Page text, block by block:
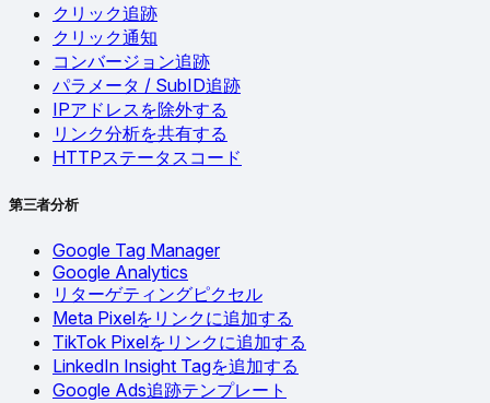
クリック追跡
クリック通知
コンバージョン追跡
パラメータ / SubID追跡
IPアドレスを除外する
リンク分析を共有する
HTTPステータスコード
第三者分析
Google Tag Manager
Google Analytics
リターゲティングピクセル
Meta Pixelをリンクに追加する
TikTok Pixelをリンクに追加する
LinkedIn Insight Tagを追加する
Google Ads追跡テンプレート